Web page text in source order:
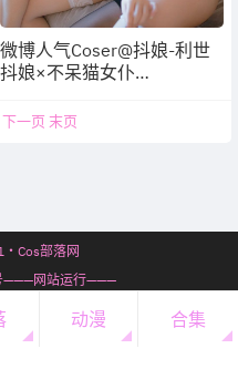
微博人气Coser@抖娘-利世
抖娘×不呆猫女仆
下一页 末页
Cos部落网
———网站运行———
分13秒
微信公众号
动漫 合集